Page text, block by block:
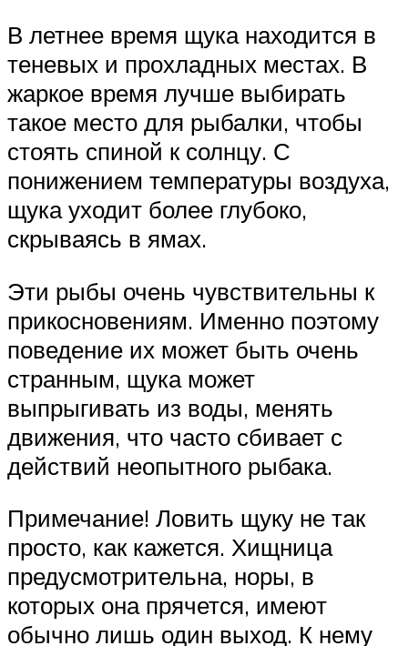
В летнее время щука находится в
теневых и прохладных местах. В
жаркое время лучше выбирать
такое место для рыбалки, чтобы
стоять спиной к солнцу. С
понижением температуры воздуха,
щука уходит более глубоко,
скрываясь в ямах.
Эти рыбы очень чувствительны к
прикосновениям. Именно поэтому
поведение их может быть очень
странным, щука может
выпрыгивать из воды, менять
движения, что часто сбивает с
действий неопытного рыбака.
Примечание! Ловить щуку не так
просто, как кажется. Хищница
предусмотрительна, норы, в
которых она прячется, имеют
обычно лишь один выход. К нему